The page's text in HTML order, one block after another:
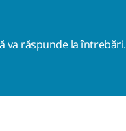
va răspunde la întrebări.